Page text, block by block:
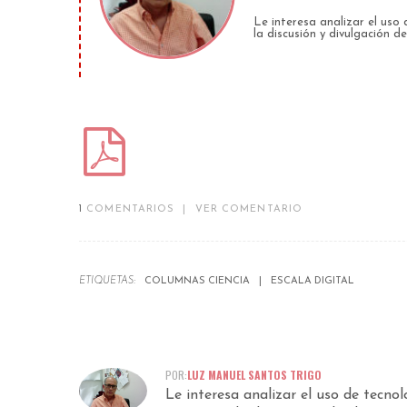
Le interesa analizar el uso
la discusión y divulgación
COMENTARIOS VER COMENTARIO
ETIQUETAS: COLUMNAS CIENCIA ESCALA DIGITAL
POR:LUZ MANUEL SANTOS TRIGO
Le interesa analizar el uso de